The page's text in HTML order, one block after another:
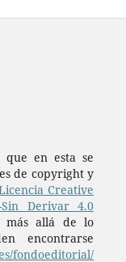
en esta se
de copyright y
Creative
Sin Derivar 4.0
más allá de lo
encontrarse
fondoeditorial/